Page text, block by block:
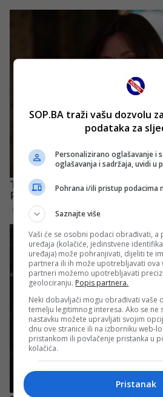
SOP.BA traži vašu dozvolu
podataka za
Personalizirano oglašavanje i
oglašavanja i sadržaja, uvidi u
Pohrana i/ili pristup podacima
Saznajte više
Vaši će se osobni podaci obrađivati, a
uređaja (kolačiće, jedinstvene
uređaja) može pohranjivati, dijeliti te
partnera ili ih može upotrebljavati ova
partneri možemo upotrebljavati
geolociranju. Popis partnera.
Neki dobavljači mogu obrađivati vaše
temelju legitimnog interesa. Ako se ne
nastavku možete upravljati svojim
dnu ove stranice ili na izborniku web-
pristankom ili povlačenje pristanka u
kolačića.
Pristanak